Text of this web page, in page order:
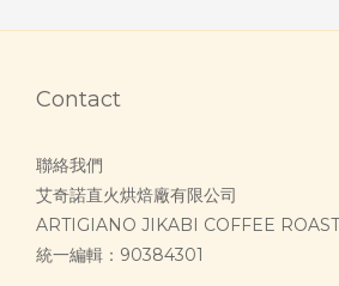
Contact
聯絡我們
艾奇諾直火烘焙廠有限公司
ARTIGIANO JIKABI COFFEE
統一編輯：90384301